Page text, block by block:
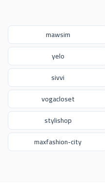
mawsim
yelo
sivvi
vogacloset
stylishop
maxfashion-city